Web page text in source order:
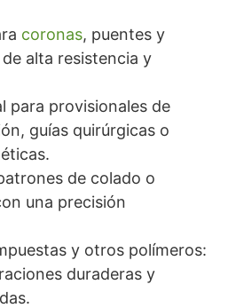
coronas, puentes y
alta resistencia y
para provisionales de
guías quirúrgicas o
de colado o
una precisión
y otros polímeros:
duraderas y